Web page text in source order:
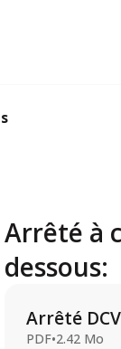
Arrêté à
dessous:
Arrêté DCV
PDF•2.42 Mo